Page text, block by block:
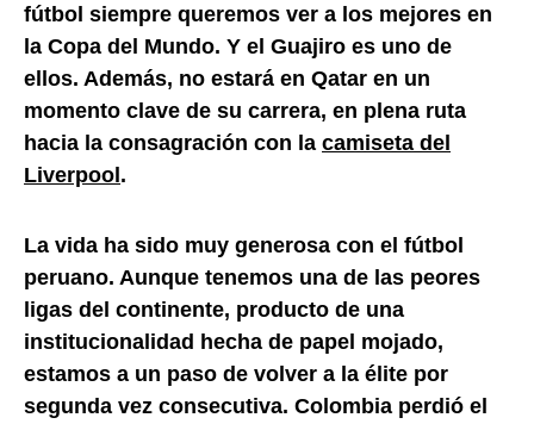
fútbol siempre queremos ver a los mejores en
la Copa del Mundo. Y el Guajiro es uno de
ellos. Además, no estará en Qatar en un
momento clave de su carrera, en plena ruta
hacia la consagración con la camiseta del
Liverpool.
La vida ha sido muy generosa con el fútbol
peruano. Aunque tenemos una de las peores
ligas del continente, producto de una
institucionalidad hecha de papel mojado,
estamos a un paso de volver a la élite por
segunda vez consecutiva. Colombia perdió el